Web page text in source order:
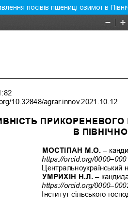
посівів пшениці озимої в